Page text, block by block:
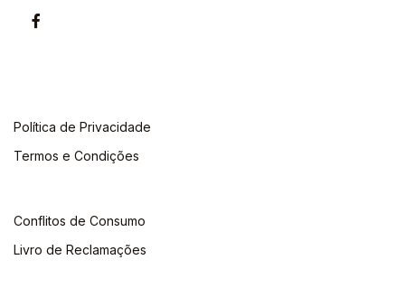
Política de Privacidade
Termos e Condições
Conflitos de Consumo
Livro de Reclamações